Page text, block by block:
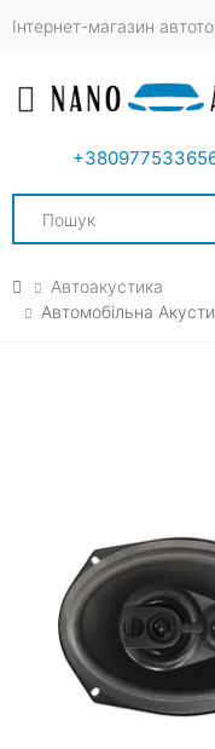
Інтернет-магазин
Toggle
Search
Автоакустика
Автомобільна